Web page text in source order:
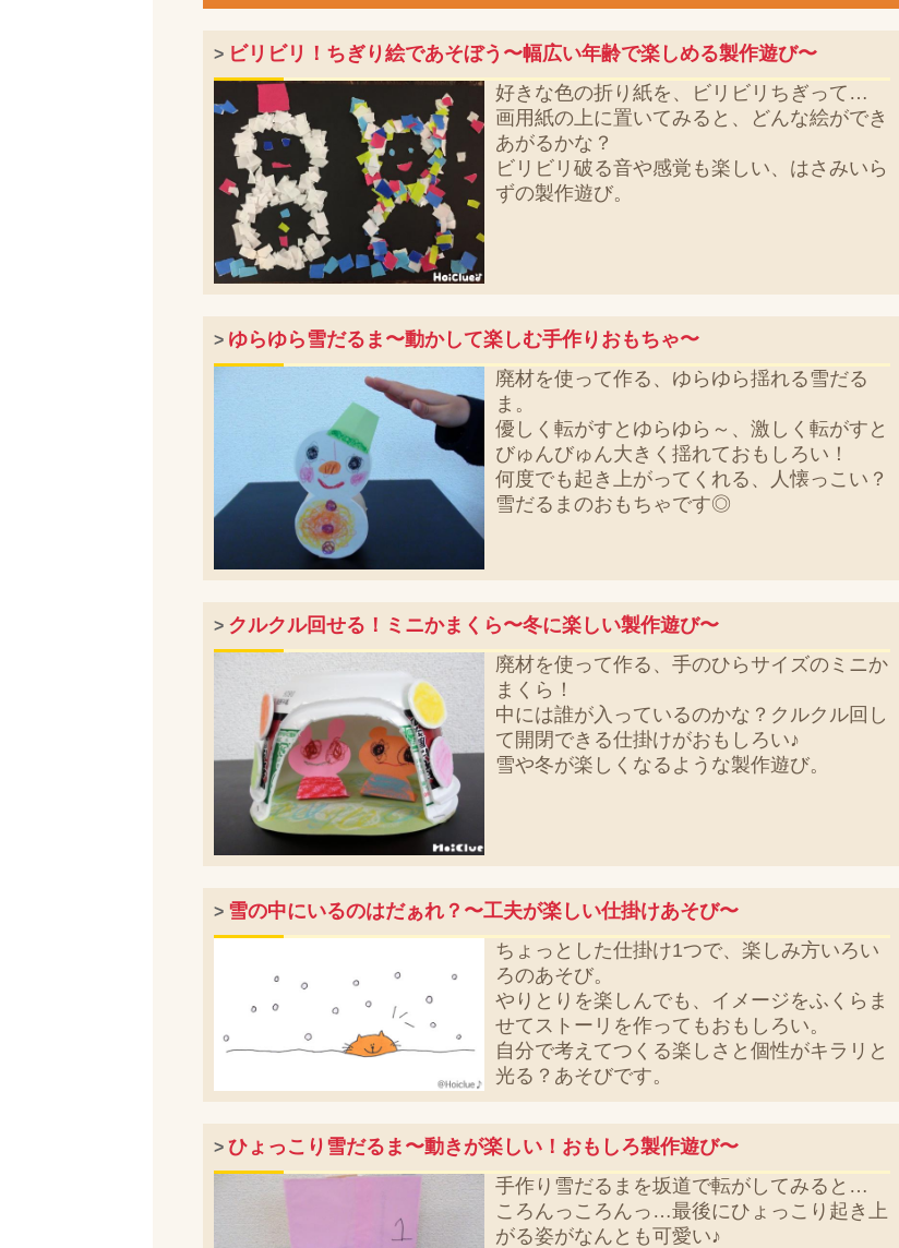
> ビリビリ！ちぎり絵であそぼう〜幅広い年齢で楽しめる製作遊び〜
好きな色の折り紙を、ビリビリちぎって…
画用紙の上に置いてみると、どんな絵ができ
あがるかな？
ビリビリ破る音や感覚も楽しい、はさみいら
ずの製作遊び。
> ゆらゆら雪だるま〜動かして楽しむ手作りおもちゃ〜
廃材を使って作る、ゆらゆら揺れる雪だる
ま。
優しく転がすとゆらゆら～、激しく転がすと
びゅんびゅん大きく揺れておもしろい！
何度でも起き上がってくれる、人懐っこい？
雪だるまのおもちゃです◎
> クルクル回せる！ミニかまくら〜冬に楽しい製作遊び〜
廃材を使って作る、手のひらサイズのミニか
まくら！
中には誰が入っているのかな？クルクル回し
て開閉できる仕掛けがおもしろい♪
雪や冬が楽しくなるような製作遊び。
> 雪の中にいるのはだぁれ？〜工夫が楽しい仕掛けあそび〜
ちょっとした仕掛け1つで、楽しみ方いろい
ろのあそび。
やりとりを楽しんでも、イメージをふくらま
せてストーリを作ってもおもしろい。
自分で考えてつくる楽しさと個性がキラリと
光る？あそびです。
> ひょっこり雪だるま〜動きが楽しい！おもしろ製作遊び〜
手作り雪だるまを坂道で転がしてみると…
ころんっころんっ…最後にひょっこり起き上
がる姿がなんとも可愛い♪